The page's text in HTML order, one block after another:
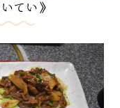
吾建築
・文化
メ・お土産
てい》